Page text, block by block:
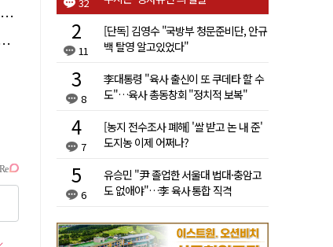
11
[단독] 김영수 "국방부 청문준비단, 안규
백 탈영 알고있었다"
8
李대통령 "육사 출신이 또 쿠데타 할 수
도"…육사 총동창회 "정치적 보복"
7
[농지 전수조사 폐해] '쌀 받고 논 내 준'
도지농 이제 어쩌나?
6
유승민 "尹 졸업한 서울대 법대·충암고
도 없애야"…李 육사 통합 직격